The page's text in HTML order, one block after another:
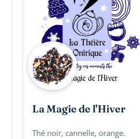
La Magie de l'Hiver
Thé noir, cannelle, orange.